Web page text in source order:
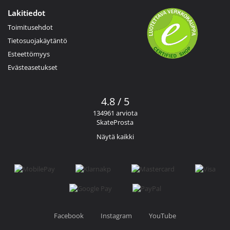
Lakitiedot
Toimitusehdot
Tietosuojakäytäntö
Esteettömyys
Evästeasetukset
4.8 / 5
134961 arviota
SkateProsta
Näytä kaikki
Facebook Instagram YouTube